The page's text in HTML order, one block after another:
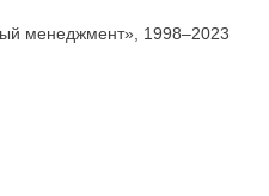
менеджмент», 1998–2023